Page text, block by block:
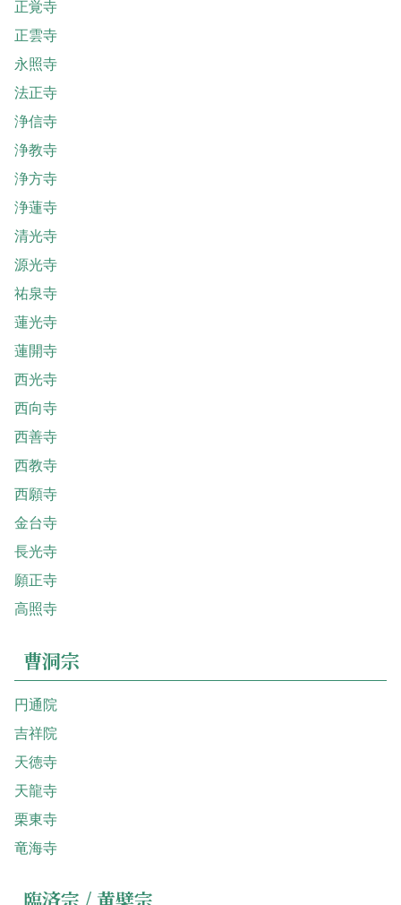
正覚寺
正雲寺
永照寺
法正寺
浄信寺
浄教寺
浄方寺
浄蓮寺
清光寺
源光寺
祐泉寺
蓮光寺
蓮開寺
西光寺
西向寺
西善寺
西教寺
西願寺
金台寺
長光寺
願正寺
高照寺
曹洞宗
円通院
吉祥院
天徳寺
天龍寺
栗東寺
竜海寺
臨済宗 / 黄檗宗